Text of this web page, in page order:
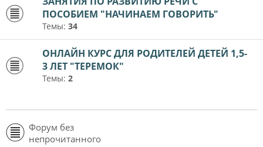
ПОСОБИЕМ "НАЧИНАЕМ ГОВОРИТЬ"
Темы: 34
ОНЛАЙН КУРС ДЛЯ РОДИТЕЛЕЙ ДЕТЕЙ 1,5-
3 ЛЕТ "ТЕРЕМОК"
Темы: 2
Форум без
непрочитанного